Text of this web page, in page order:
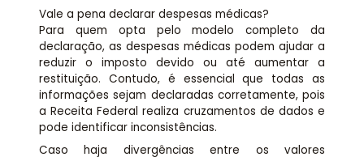
Vale a pena declarar despesas médicas?
Para quem opta pelo modelo completo da
declaração, as despesas médicas podem ajudar a
reduzir o imposto devido ou até aumentar a
restituição. Contudo, é essencial que todas as
informações sejam declaradas corretamente, pois
a Receita Federal realiza cruzamentos de dados e
pode identificar inconsistências.
Caso haja divergências entre os valores